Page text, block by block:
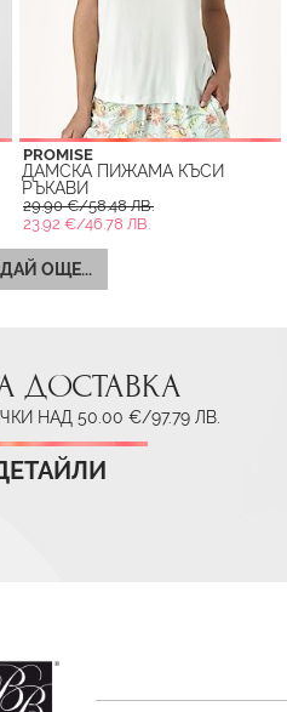
PROMISE
ДАМСКА ПИЖАМА КЪСИ
РЪКАВИ
29.90 €/58.48 ЛВ.
23.92 €/46.78 ЛВ.
ОЩЕ...
ДОСТАВКА
НАД 50.00 €/97.79 ЛВ.